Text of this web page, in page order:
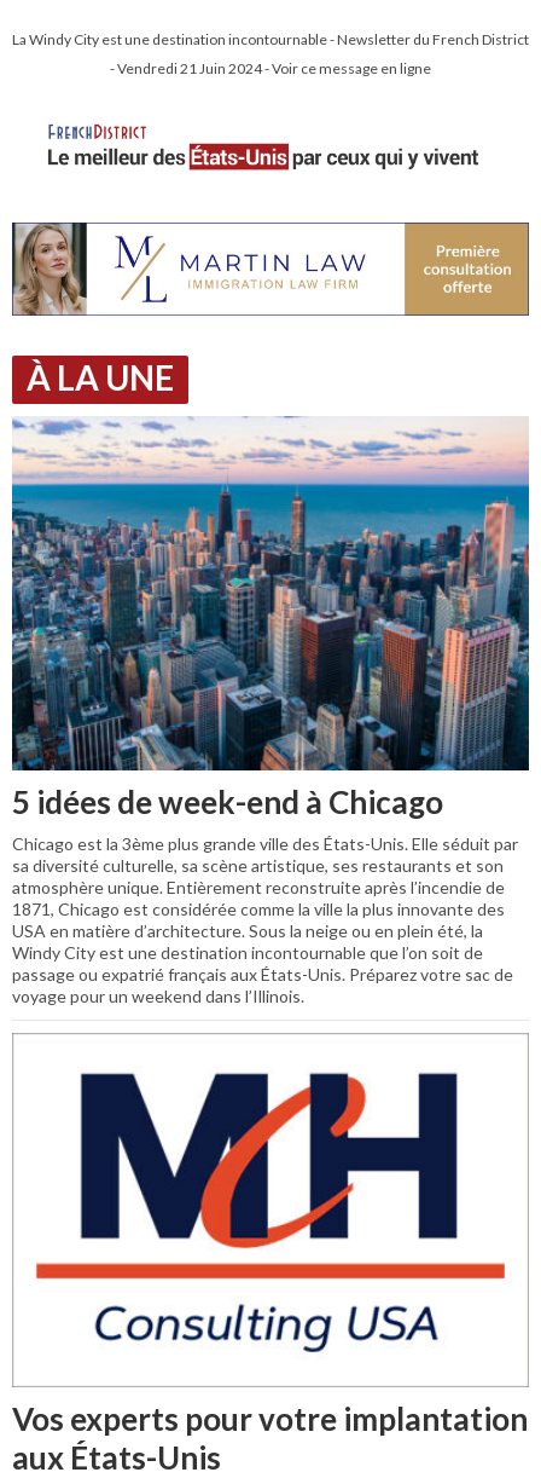
La Windy City est une destination incontournable - Newsletter du French District
- Vendredi 21 Juin 2024 - Voir ce message en ligne
À LA UNE
5 idées de week-end à Chicago
Chicago est la 3ème plus grande ville des États-Unis. Elle séduit par
sa diversité culturelle, sa scène artistique, ses restaurants et son
atmosphère unique. Entièrement reconstruite après l’incendie de
1871, Chicago est considérée comme la ville la plus innovante des
USA en matière d’architecture. Sous la neige ou en plein été, la
Windy City est une destination incontournable que l’on soit de
passage ou expatrié français aux États-Unis. Préparez votre sac de
voyage pour un weekend dans l’Illinois.
Vos experts pour votre implantation
aux États-Unis